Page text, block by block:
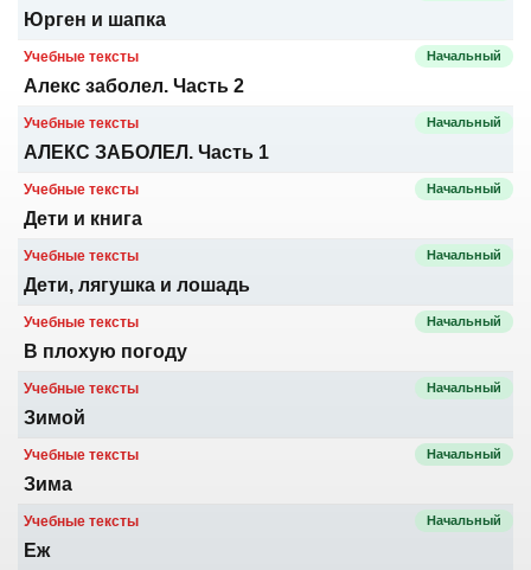
Юрген и шапка
Учебные тексты Начальный
Алекс заболел. Часть 2
Учебные тексты Начальный
АЛЕКС ЗАБОЛЕЛ. Часть 1
Учебные тексты Начальный
Дети и книга
Учебные тексты Начальный
Дети, лягушка и лошадь
Учебные тексты Начальный
В плохую погоду
Учебные тексты Начальный
Зимой
Учебные тексты Начальный
Зима
Учебные тексты Начальный
Еж